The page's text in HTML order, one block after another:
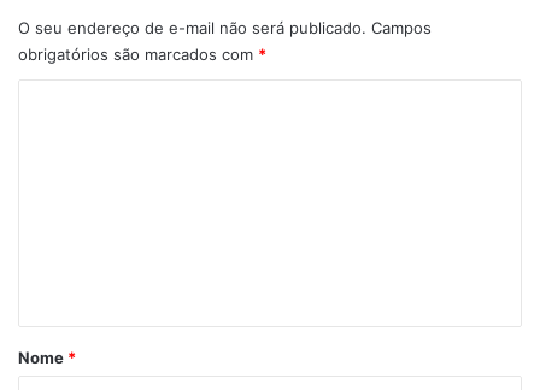
O seu endereço de e-mail não será publicado. Campos
obrigatórios são marcados com *
rNome *